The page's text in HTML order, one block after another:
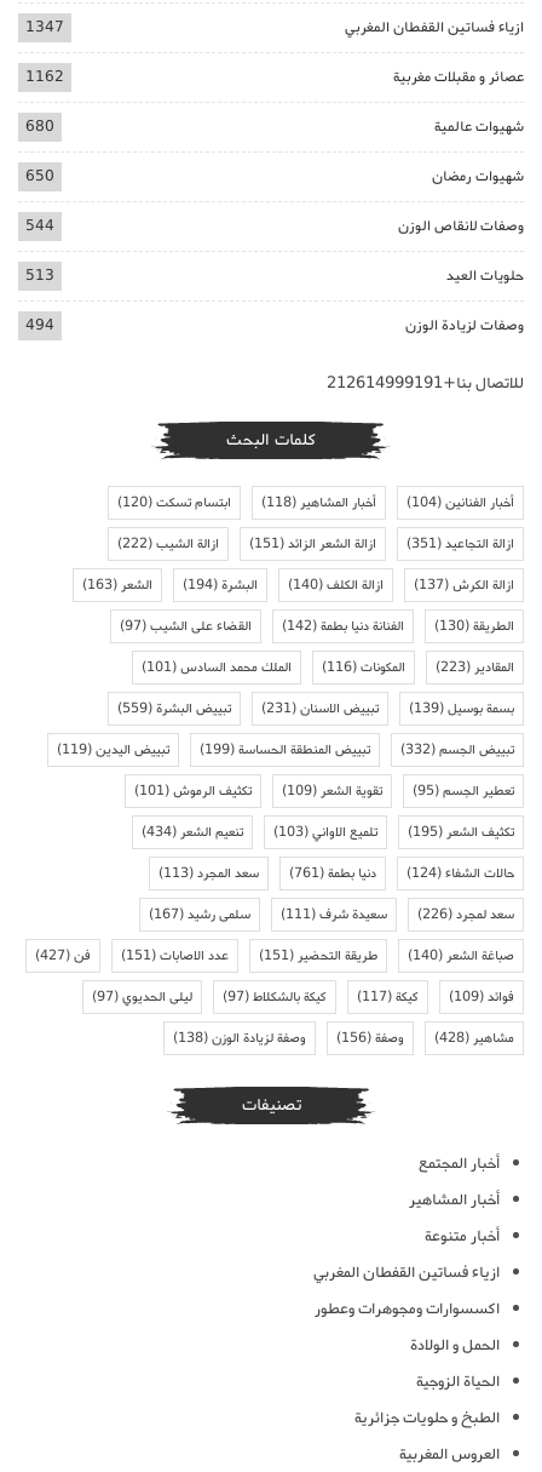
ازياء فساتين القفطان المغربي 1347
عصائر و مقبلات مغربية 1162
شهيوات عالمية 680
شهيوات رمضان 650
وصفات لانقاص الوزن 544
حلويات العيد 513
وصفات لزيادة الوزن 494
للاتصال بنا+212614999191
كلمات البحث
أخبار الفنانين(104) أخبار المشاهير(118) ابتسام تسكت(120)
ازالة التجاعيد(351) ازالة الشعر الزائد(151) ازالة الشيب(222)
ازالة الكرش(137) ازالة الكلف(140) البشرة(194) الشعر(163)
الطريقة(130) الفنانة دنيا بطمة(142) القضاء على الشيب(97)
المقادير(223) المكونات(116) الملك محمد السادس(101)
بسمة بوسيل(139) تبييض الاسنان(231) تبييض البشرة(559)
تبييض الجسم(332) تبييض المنطقة الحساسة(199) تبييض اليدين(119)
تعطير الجسم(95) تقوية الشعر(109) تكثيف الرموش(101)
تكثيف الشعر(195) تلميع الاواني(103) تنعيم الشعر(434)
حالات الشفاء(124) دنيا بطمة(761) سعد المجرد(113)
سعد لمجرد(226) سعيدة شرف(111) سلمى رشيد(167)
صباغة الشعر(140) طريقة التحضير(151) عدد الاصابات(151) فن(427)
فوائد(109) كيكة(117) كيكة بالشكلاط(97) ليلى الحديوي(97)
مشاهير(428) وصفة(156) وصفة لزيادة الوزن(138)
تصنيفات
أخبار المجتمع
أخبار المشاهير
أخبار متنوعة
ازياء فساتين القفطان المغربي
اكسسوارات ومجوهرات وعطور
الحمل و الولادة
الحياة الزوجية
الطبخ و حلويات جزائرية
العروس المغربية